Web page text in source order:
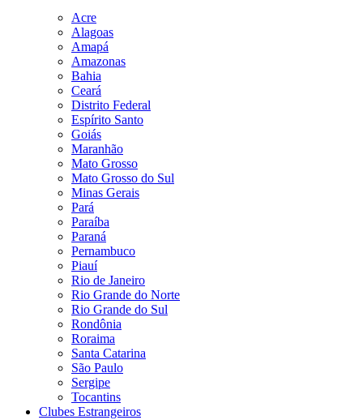
Acre
Alagoas
Amapá
Amazonas
Bahia
Ceará
Distrito Federal
Espírito Santo
Goiás
Maranhão
Mato Grosso
Mato Grosso do Sul
Minas Gerais
Pará
Paraíba
Paraná
Pernambuco
Piauí
Rio de Janeiro
Rio Grande do Norte
Rio Grande do Sul
Rondônia
Roraima
Santa Catarina
São Paulo
Sergipe
Tocantins
Clubes Estrangeiros